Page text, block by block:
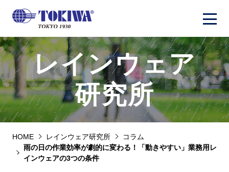
レインウェア
研究所
COLUMN
HOME レインウェア研究所
コラム
雨の日の作業効率が劇的に変わる！「動きやすい」業務用レ
インウェアの3つの条件